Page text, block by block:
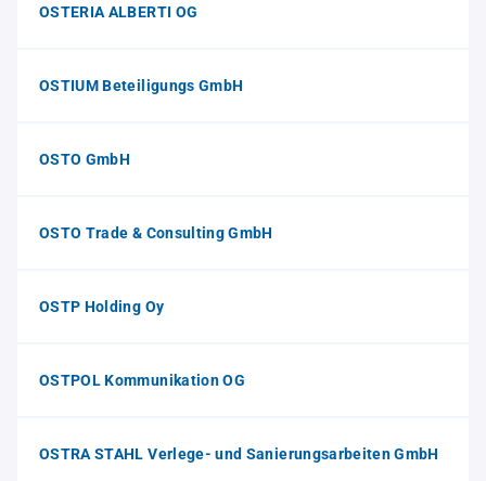
OSTERIA ALBERTI OG
OSTIUM Beteiligungs GmbH
OSTO GmbH
OSTO Trade & Consulting GmbH
OSTP Holding Oy
OSTPOL Kommunikation OG
OSTRA STAHL Verlege- und Sanierungsarbeiten GmbH